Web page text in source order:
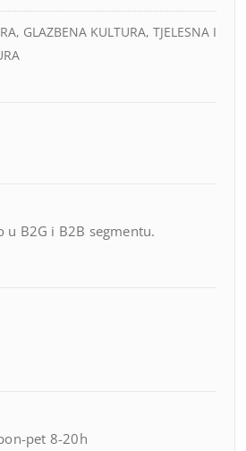
GLAZBENA KULTURA, TJELESNA I
u B2G i B2B segmentu.
pet 8-20h